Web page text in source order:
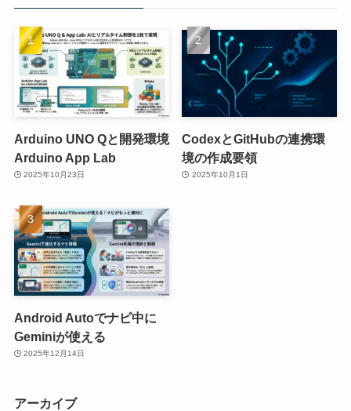
Arduino UNO Qと開発環境
Arduino App Lab
2025年10月23日
CodexとGitHubの連携環
境の作成要領
2025年10月1日
Android Autoでナビ中に
Geminiが使える
2025年12月14日
アーカイブ